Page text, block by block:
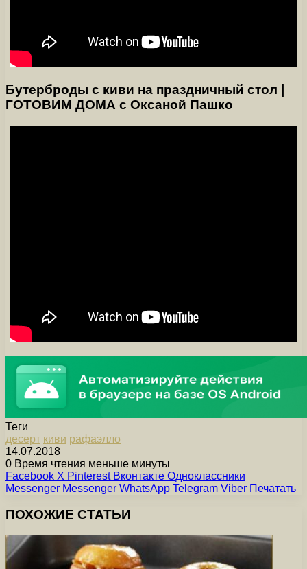
Бутерброды с киви на праздничный стол |
ГОТОВИМ ДОМА с Оксаной Пашко
Теги
десерт киви рафаэлло
14.07.2018
0 Время чтения меньше минуты
Facebook X Pinterest Вконтакте Одноклассники
Messenger Messenger WhatsApp Telegram Viber Печатать
ПОХОЖИЕ СТАТЬИ